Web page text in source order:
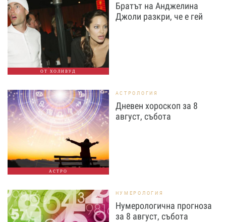
ОТ ХОЛИВУД
Братът на Анджелина
Джоли разкри, че е гей
АСТРО
АСТРОЛОГИЯ
Дневен хороскоп за 8
август, събота
НУМЕРОЛОГИЯ
Нумерологична прогноза
за 8 август, събота